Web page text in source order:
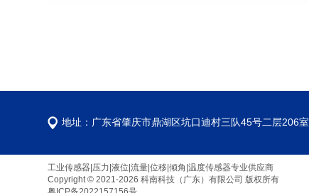
地址：广东省肇庆市鼎湖区坑口迪村三队45号二层206室
工业传感器|压力|液位|流量|位移|倾角|温度传感器专业供应商
Copyright © 2021-2026 科南科技（广东）有限公司 版权所有